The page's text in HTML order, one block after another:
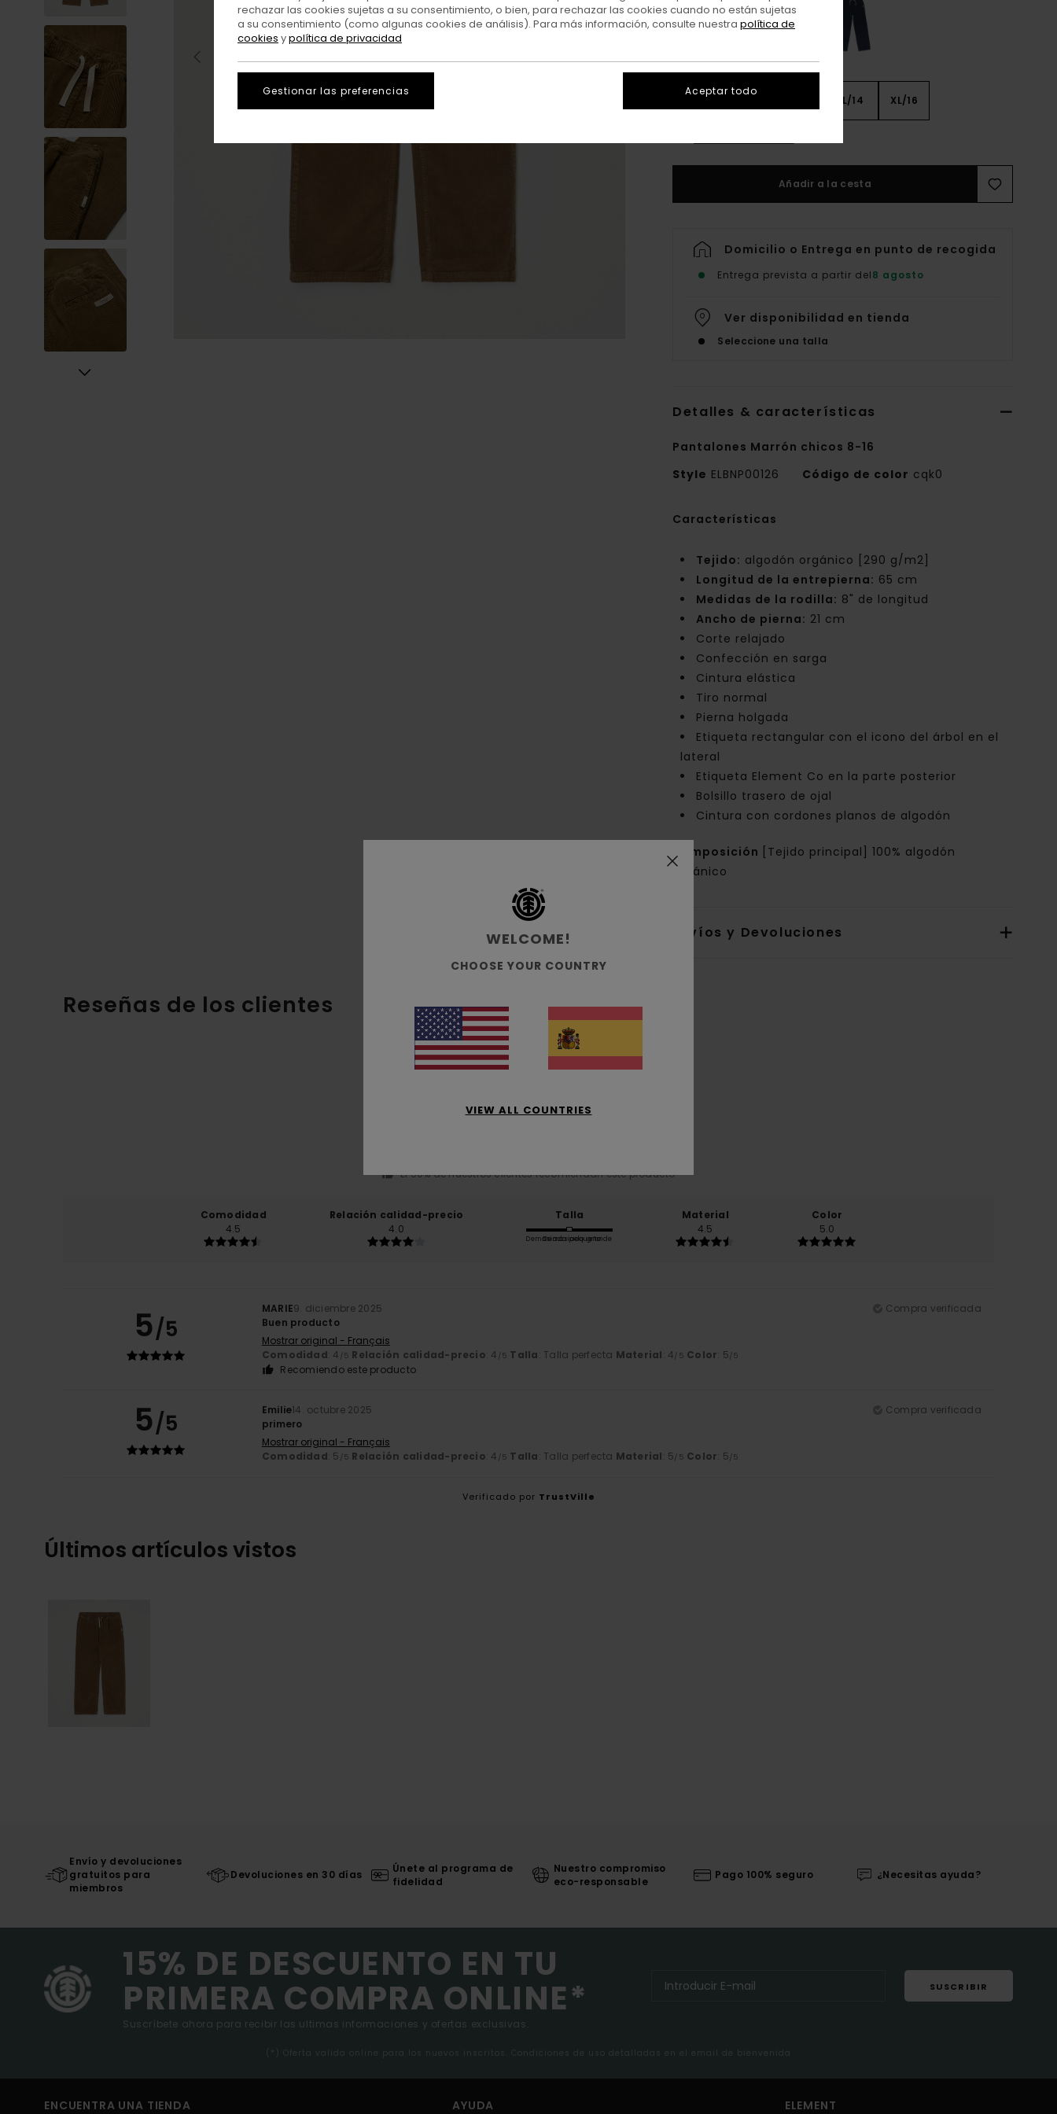
XS/8 L/14 XL/16
Añadir a la cesta
Domicilio o Entrega en punto de recogida
Entrega prevista a partir del8 agosto
Ver disponibilidad en tienda
Seleccione una talla
Detalles & características
Pantalones Marrón chicos 8-16
Style ELBNP00126 Código de color cqk0
Características
Tejido: algodón orgánico [290 g/m2]
Longitud de la entrepierna: 65 cm
Medidas de la rodilla: 8" de longitud
Ancho de pierna: 21 cm
Corte relajado
Confección en sarga
Cintura elástica
Tiro normal
Pierna holgada
Etiqueta rectangular con el icono del árbol en el
lateral
Etiqueta Element Co en la parte posterior
Bolsillo trasero de ojal
Cintura con cordones planos de algodón
Composición
[Tejido principal] 100% algodón
orgánico
Envíos y Devoluciones
Reseñas de los clientes
Puntuación media
5.0/5
El 50% de nuestros clientes recomiendan este producto
Comodidad
4.5
Relación calidad-precio
4.0
Talla
Demasiado pequeño
Demasiado grande
Material
4.5
Color
5.0
5/5
MARIE9. diciembre 2025
Compra verificada
Buen producto
Mostrar original - Français
Comodidad: 4 /5 Relación calidad-precio: 4 /5 Talla: Talla perfecta Material: 4/5 Color: 5/5
Recomiendo este producto
5/5 Emilie14. octubre 2025
Compra verificada
primero
Mostrar original - Français
Comodidad: 5 /5 Relación calidad-precio: 4 /5 Talla: Talla perfecta Material: 5/5 Color: 5/5
Verificado por TrustVille
Últimos artículos vistos
Envío y devoluciones
gratuitos para
miembros
Devoluciones en 30 días
Únete al programa de
fidelidad
Nuestro compromiso
eco-responsable
Pago 100% seguro ¿Necesitas ayuda?
15% DE DESCUENTO EN TU
PRIMERA COMPRA ONLINE*
Suscríbete ahora para recibir las ultimas informaciones y ofertas exclusivas.
SUSCRIBIR
(*) Oferta valida online para los nuevos inscritos. Condiciones de uso detalladas en el email de bienvenida
ENCUENTRA UNA TIENDA AYUDA ELEMENT
WELCOME!
CHOOSE YOUR COUNTRY
VIEW ALL COUNTRIES
rechazar las cookies sujetas a su consentimiento, o bien, para rechazar las cookies cuando no están sujetas
a su consentimiento (como algunas cookies de análisis). Para más información, consulte nuestra política de
cookies ypolítica de privacidad
Gestionar las preferencias Aceptar todo